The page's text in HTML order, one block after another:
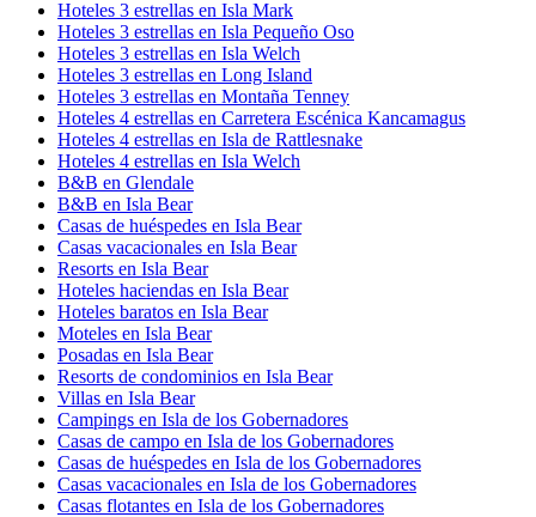
Hoteles 3 estrellas en Isla Mark
Hoteles 3 estrellas en Isla Pequeño Oso
Hoteles 3 estrellas en Isla Welch
Hoteles 3 estrellas en Long Island
Hoteles 3 estrellas en Montaña Tenney
Hoteles 4 estrellas en Carretera Escénica Kancamagus
Hoteles 4 estrellas en Isla de Rattlesnake
Hoteles 4 estrellas en Isla Welch
B&B en Glendale
B&B en Isla Bear
Casas de huéspedes en Isla Bear
Casas vacacionales en Isla Bear
Resorts en Isla Bear
Hoteles haciendas en Isla Bear
Hoteles baratos en Isla Bear
Moteles en Isla Bear
Posadas en Isla Bear
Resorts de condominios en Isla Bear
Villas en Isla Bear
Campings en Isla de los Gobernadores
Casas de campo en Isla de los Gobernadores
Casas de huéspedes en Isla de los Gobernadores
Casas vacacionales en Isla de los Gobernadores
Casas flotantes en Isla de los Gobernadores